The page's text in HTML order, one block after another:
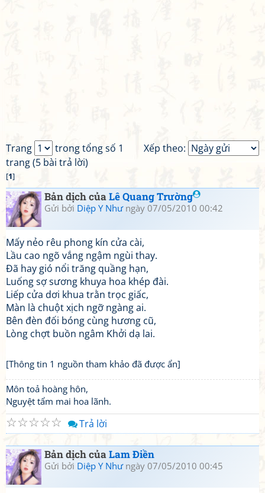
Xếp theo:
Trang
trong tổng số 1
trang (5 bài trả lời)
[1]
Bản dịch củaLê Quang Trường
Gửi bởi Diệp Y Nhưngày 07/05/2010 00:42
Mấy nẻo rêu phong kín cửa cài,
Lầu cao ngõ vắng ngậm ngùi thay.
Đã hay gió nổi trăng quầng hạn,
Luống sợ sương khuya hoa khép đài.
Liếp cửa dơi khua trằn trọc giấc,
Màn là chuột xịch ngỡ ngàng ai.
Bên đèn đối bóng cùng hương cũ,
Lòng chợt buồn ngâm Khởi dạ lai.
[Thông tin 1 nguồn tham khảo đã được ẩn]
Môn toả hoàng hôn,
Nguyệt tẩm mai hoa lãnh.
☆
☆
☆
☆
☆ Trả lời
Bản dịch củaLam Điền
Gửi bởi Diệp Y Nhưngày 07/05/2010 00:45